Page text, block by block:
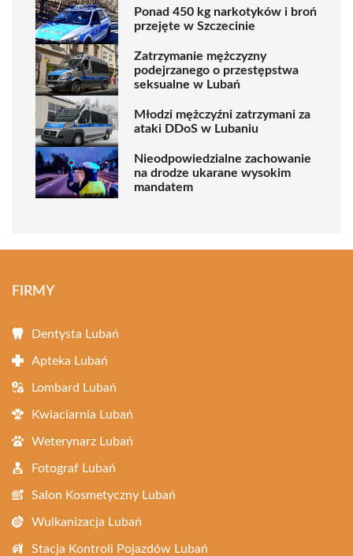
Ponad 450 kg narkotyków i broń
przejęte w Szczecinie
Zatrzymanie mężczyzny
podejrzanego o przestępstwa
seksualne w Lubań
Młodzi mężczyźni zatrzymani za
ataki DDoS w Lubaniu
Nieodpowiedzialne zachowanie
na drodze ukarane wysokim
mandatem
FIRMY
Dentysta Lubań
Apteka Lubań
Lombard Lubań
Kwiaciarnia Lubań
Weterynarz Lubań
Fotograf Lubań
Salon Kosmetyczny Lubań
Wulkanizacja Lubań
Stacja Kontroli Pojazdów Lubań